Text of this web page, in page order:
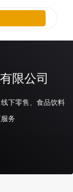
限公司
下零售、食品饮料
务